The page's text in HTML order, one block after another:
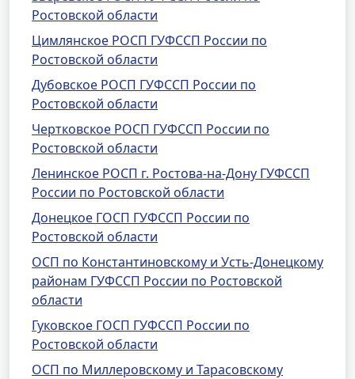
Ростовской области
Цимлянское РОСП ГУФССП России по
Ростовской области
Дубовское РОСП ГУФССП России по
Ростовской области
Чертковское РОСП ГУФССП России по
Ростовской области
Ленинское РОСП г. Ростова-на-Дону ГУФССП
России по Ростовской области
Донецкое ГОСП ГУФССП России по
Ростовской области
ОСП по Константиновскому и Усть-Донецкому
районам ГУФССП России по Ростовской
области
Гуковское ГОСП ГУФССП России по
Ростовской области
ОСП по Миллеровскому и Тарасовскому